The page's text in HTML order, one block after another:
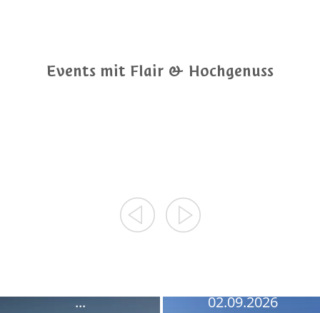
Events mit Flair & Hochgenuss
...
02.09.2026